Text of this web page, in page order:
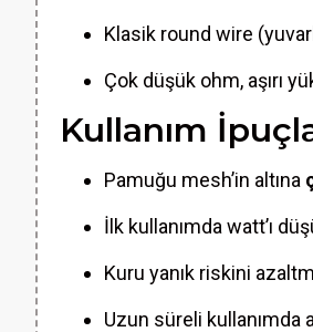
Klasik round wire
Çok düşük ohm, aşırı
Kullanım
Pamuğu mesh’in altına
İlk kullanımda watt’ı
Kuru yanık riskini
Uzun süreli kullanımda